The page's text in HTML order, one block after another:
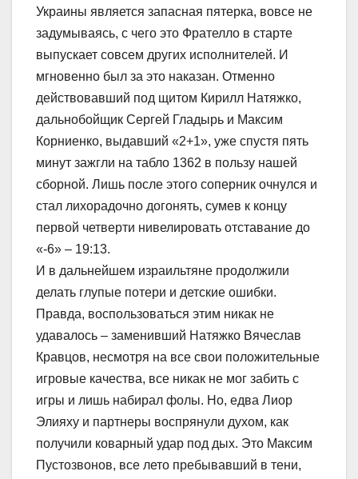
Украины является запасная пятерка, вовсе не
задумываясь, с чего это Фрателло в старте
выпускает совсем других исполнителей. И
мгновенно был за это наказан. Отменно
действовавший под щитом Кирилл Натяжко,
дальнобойщик Сергей Гладырь и Максим
Корниенко, выдавший «2+1», уже спустя пять
минут зажгли на табло 1362 в пользу нашей
сборной. Лишь после этого соперник очнулся и
стал лихорадочно догонять, сумев к концу
первой четверти нивелировать отставание до
«-6» – 19:13.
И в дальнейшем израильтяне продолжили
делать глупые потери и детские ошибки.
Правда, воспользоваться этим никак не
удавалось – заменивший Натяжко Вячеслав
Кравцов, несмотря на все свои положительные
игровые качества, все никак не мог забить с
игры и лишь набирал фолы. Но, едва Лиор
Элияху и партнеры воспрянули духом, как
получили коварный удар под дых. Это Максим
Пустозвонов, все лето пребывавший в тени,